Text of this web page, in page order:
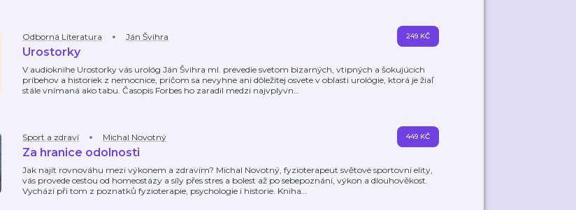
Odborná Literatura Ján Švihra
Urostorky
V audioknihe Urostorky vás urológ Ján Švihra ml. prevedie svetom bizarných, vtipných a šokujúcich
príbehov a historiek z nemocnice, pričom sa nevyhne ani dôležitej osvete v oblasti urológie, ktorá je žiaľ
stále vnímaná ako tabu. Časopis Forbes ho zaradil medzi najvplyvn…
249 KČ
Sport a zdraví Michal Novotný
Za hranice odolnosti
Jak najít rovnováhu mezi výkonem a zdravím? Michal Novotný, fyzioterapeut světové sportovní elity,
vás provede cestou od homeostázy a síly přes stres a bolest až po sebepoznání, výkon a dlouhověkost.
Vychází při tom z poznatků fyzioterapie, psychologie i historie. Kniha…
449 KČ